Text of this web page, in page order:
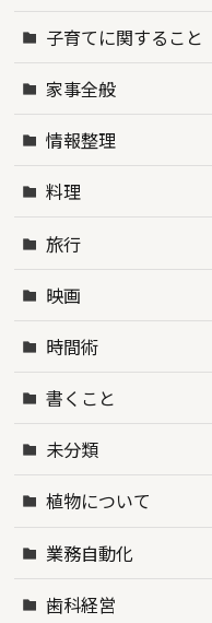
子育てに関すること
家事全般
情報整理
料理
旅行
映画
時間術
書くこと
未分類
植物について
業務自動化
歯科経営